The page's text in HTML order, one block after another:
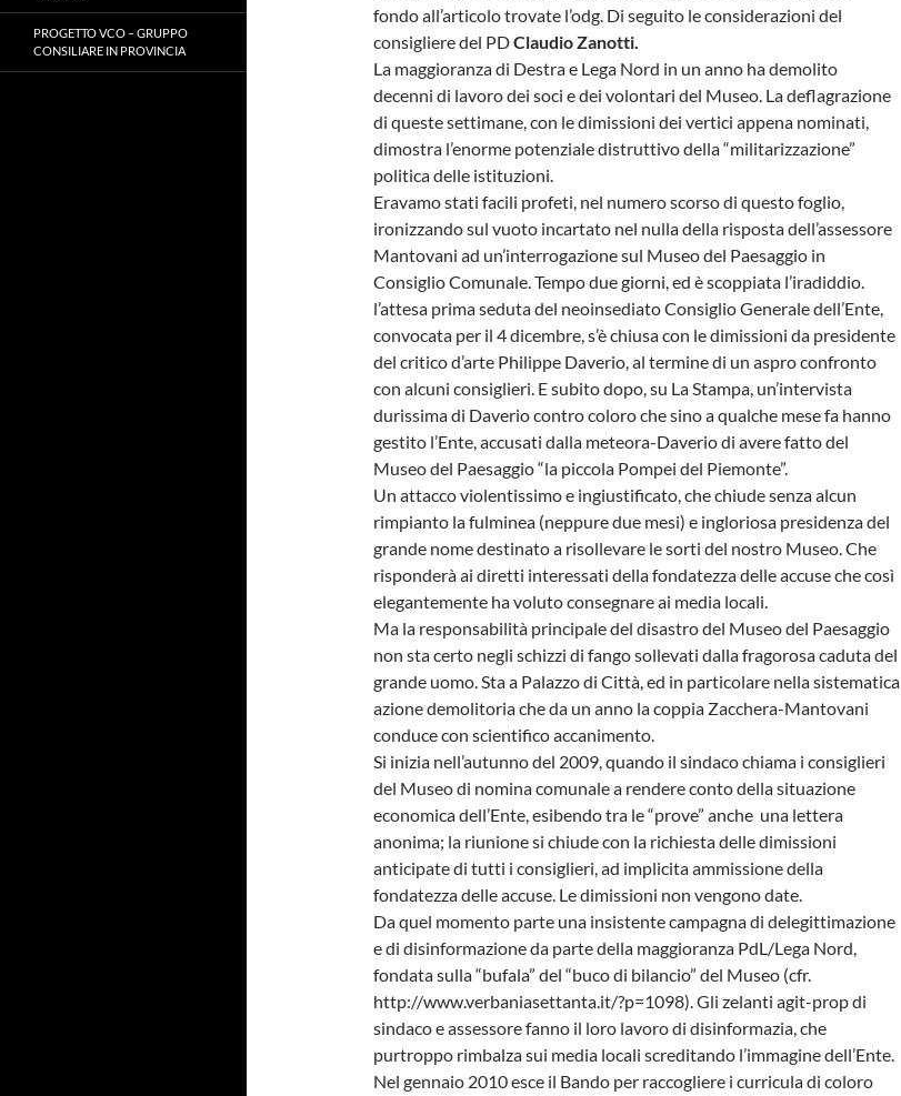
fondo all’articolo trovate l’odg. Di seguito le considerazioni del
consigliere del PDClaudio Zanotti.
La maggioranza di Destra e Lega Nord in un anno ha demolito
decenni di lavoro dei soci e dei volontari del Museo. La deflagrazione
di queste settimane, con le dimissioni dei vertici appena nominati,
dimostra l’enorme potenziale distruttivo della “militarizzazione”
politica delle istituzioni.
Eravamo stati facili profeti, nel numero scorso di questo foglio,
ironizzando sul vuoto incartato nel nulla della risposta dell’assessore
Mantovani ad un’interrogazione sul Museo del Paesaggio in
Consiglio Comunale. Tempo due giorni, ed è scoppiata l’iradiddio.
l’attesa prima seduta del neoinsediato Consiglio Generale dell’Ente,
convocata per il 4 dicembre, s’è chiusa con le dimissioni da presidente
del critico d’arte Philippe Daverio, al termine di un aspro confronto
con alcuni consiglieri. E subito dopo, su La Stampa, un’intervista
durissima di Daverio contro coloro che sino a qualche mese fa hanno
gestito l’Ente, accusati dalla meteora-Daverio di avere fatto del
Museo del Paesaggio “la piccola Pompei del Piemonte”.
Un attacco violentissimo e ingiustificato, che chiude senza alcun
rimpianto la fulminea (neppure due mesi) e ingloriosa presidenza del
grande nome destinato a risollevare le sorti del nostro Museo. Che
risponderà ai diretti interessati della fondatezza delle accuse che così
elegantemente ha voluto consegnare ai media locali.
Ma la responsabilità principale del disastro del Museo del Paesaggio
non sta certo negli schizzi di fango sollevati dalla fragorosa caduta del
grande uomo. Sta a Palazzo di Città, ed in particolare nella sistematica
azione demolitoria che da un anno la coppia Zacchera-Mantovani
conduce con scientifico accanimento.
Si inizia nell’autunno del 2009, quando il sindaco chiama i consiglieri
del Museo di nomina comunale a rendere conto della situazione
economica dell’Ente, esibendo tra le “prove” anche una lettera
anonima; la riunione si chiude con la richiesta delle dimissioni
anticipate di tutti i consiglieri, ad implicita ammissione della
fondatezza delle accuse. Le dimissioni non vengono date.
Da quel momento parte una insistente campagna di delegittimazione
e di disinformazione da parte della maggioranza PdL/Lega Nord,
fondata sulla “bufala” del “buco di bilancio” del Museo (cfr.
http://www.verbaniasettanta.it/?p=1098). Gli zelanti agit-prop di
sindaco e assessore fanno il loro lavoro di disinformazia, che
purtroppo rimbalza sui media locali screditando l’immagine dell’Ente.
Nel gennaio 2010 esce il Bando per raccogliere i curricula di coloro
PROGETTO VCO – GRUPPO
CONSILIARE IN PROVINCIA